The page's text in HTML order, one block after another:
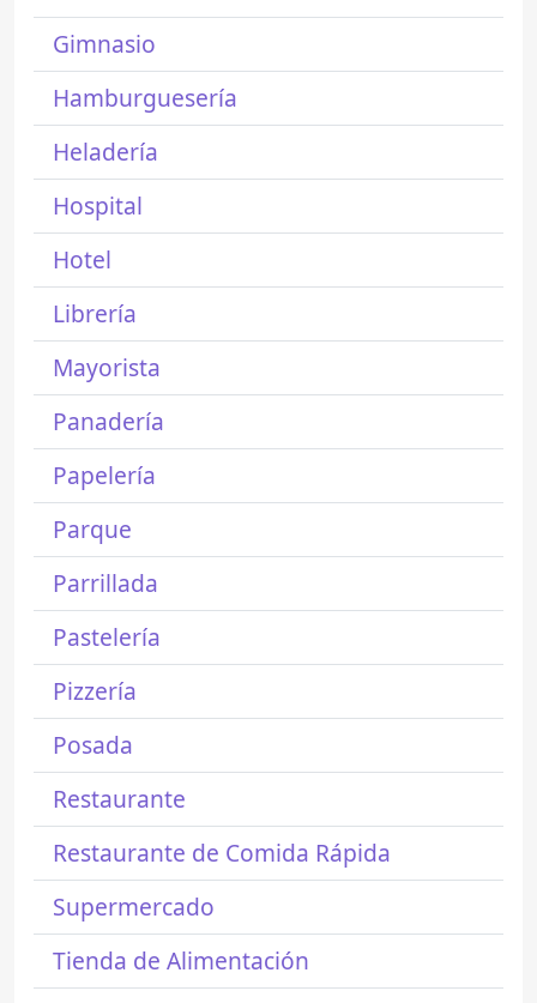
Gimnasio
Hamburguesería
Heladería
Hospital
Hotel
Librería
Mayorista
Panadería
Papelería
Parque
Parrillada
Pastelería
Pizzería
Posada
Restaurante
Restaurante de Comida Rápida
Supermercado
Tienda de Alimentación